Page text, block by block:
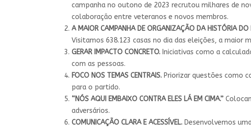
campanha no outono de 2023 recrutou milhares de
colaboração entre veteranos e novos membros.
A MAIOR CAMPANHA DE ORGANIZAÇÃO DA HISTÓRIA DO
Visitamos 638.123 casas no dia das eleições, a maior
GERAR IMPACTO CONCRETO. Iniciativas como a
com as pessoas.
FOCO NOS TEMAS CENTRAIS. Priorizar questões como
para o partido.
“NÓS AQUI EMBAIXO CONTRA ELES LÁ EM CIMA.”
adversários.
COMUNICAÇÃO CLARA E ACESSÍVEL. Desenvolvemos